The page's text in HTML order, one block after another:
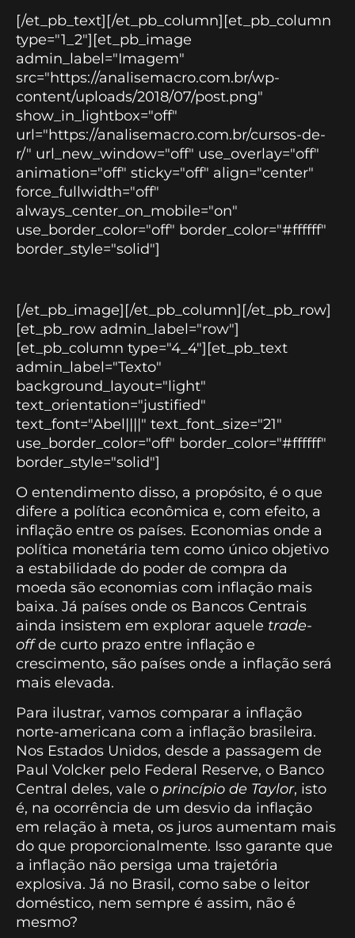
[/et_pb_text][/et_pb_column][et_pb_column
type="1_2"][et_pb_image
admin_label="Imagem"
src="https://analisemacro.com.br/wp-
content/uploads/2018/07/post.png"
show_in_lightbox="off"
url="https://analisemacro.com.br/cursos-de-
r/" url_new_window="off" use_overlay="off"
animation="off" sticky="off" align="center"
force_fullwidth="off"
always_center_on_mobile="on"
use_border_color="off" border_color="#ffffff"
border_style="solid"]
[/et_pb_image][/et_pb_column][/et_pb_row]
[et_pb_row admin_label="row"]
[et_pb_column type="4_4"][et_pb_text
admin_label="Texto"
background_layout="light"
text_orientation="justified"
text_font="Abel||||" text_font_size="21"
use_border_color="off" border_color="#ffffff"
border_style="solid"]
O entendimento disso, a propósito, é o que
difere a política econômica e, com efeito, a
inflação entre os países. Economias onde a
política monetária tem como único objetivo
a estabilidade do poder de compra da
moeda são economias com inflação mais
baixa. Já países onde os Bancos Centrais
ainda insistem em explorar aquele trade-
offde curto prazo entre inflação e
crescimento, são países onde a inflação será
mais elevada.
Para ilustrar, vamos comparar a inflação
norte-americana com a inflação brasileira.
Nos Estados Unidos, desde a passagem de
Paul Volcker pelo Federal Reserve, o Banco
Central deles, vale o princípio de Taylor, isto
é, na ocorrência de um desvio da inflação
em relação à meta, os juros aumentam mais
do que proporcionalmente. Isso garante que
a inflação não persiga uma trajetória
explosiva. Já no Brasil, como sabe o leitor
doméstico, nem sempre é assim, não é
mesmo?